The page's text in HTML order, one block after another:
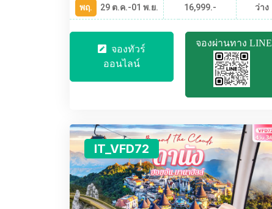
พฤ.
29 ต.ค.-01 พ.ย. 16,999.- ว่าง
จองทัวร์
ออนไลน์
จองผ่านทาง LINE
IT_VFD72